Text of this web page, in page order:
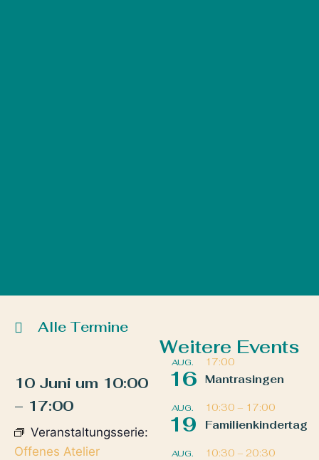
Alle Termine
10 Juni um 10:00
– 17:00
Veranstaltungsserie:
Offenes Atelier
Weitere Events
AUG.
16
17:00
Mantrasingen
AUG.
19
10:30 – 17:00
Familienkindertag
AUG. 10:30 – 20:30